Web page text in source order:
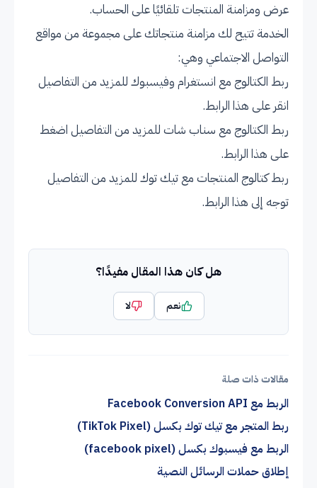
عرض ومزامنة المنتجات تلقائيًا على الحساب.
الخدمة تتيح لك مزامنة منتجاتك على مجموعة من مواقع
التواصل الاجتماعي وهي:
ربط الكتالوج مع انستغرام وفيسبوك للمزيد من التفاصيل
انقر على هذا الرابط.
ربط الكتالوج مع سناب شات للمزيد من التفاصيل اضغط
على هذا الرابط.
ربط كتالوج المنتجات مع تيك توك للمزيد من التفاصيل
توجه إلى هذا الرابط.
هل كان هذا المقال مفيدًا؟
نعم لا
مقالات ذات صلة
الربط مع Facebook Conversion API
ربط المتجر مع تيك توك بكسل (TikTok Pixel)
الربط مع فيسبوك بكسل (facebook pixel)
إطلاق حملات الرسائل النصية